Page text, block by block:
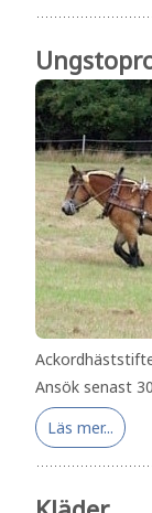
Ansök senast
Läs mer...